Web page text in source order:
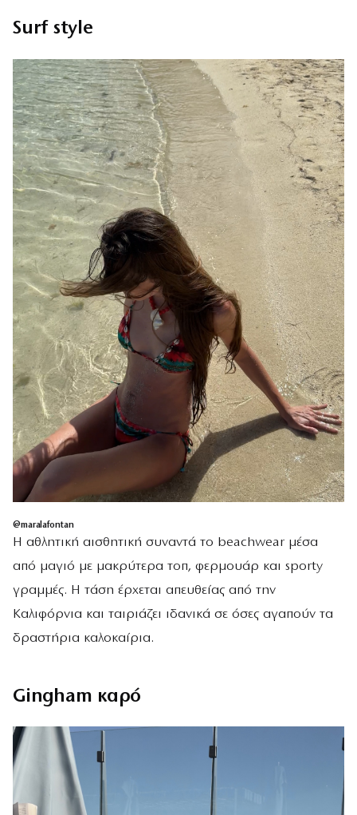
Surf style
@maralafontan
Η αθλητική αισθητική συναντά το beachwear μέσα
από μαγιό με μακρύτερα τοπ, φερμουάρ και sporty
γραμμές. Η τάση έρχεται απευθείας από την
Καλιφόρνια και ταιριάζει ιδανικά σε όσες αγαπούν τα
δραστήρια καλοκαίρια.
Gingham καρό